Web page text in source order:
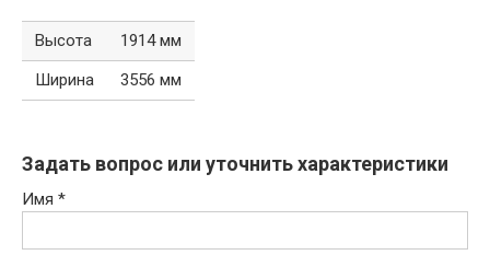
Высота
1914 мм
Ширина
3556 мм
Задать вопрос или уточнить характеристики
Имя *